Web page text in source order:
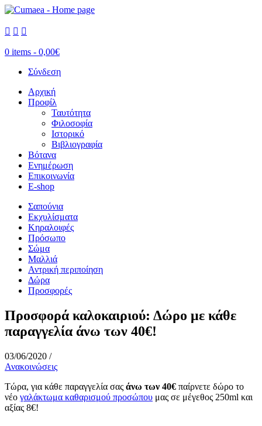
  
0 items - 0,00€
Σύνδεση
Αρχική
Προφίλ
Ταυτότητα
Φιλοσοφία
Ιστορικό
Βιβλιογραφία
Βότανα
Ενημέρωση
Επικοινωνία
E-shop
Σαπούνια
Εκχυλίσματα
Κηραλοιφές
Πρόσωπο
Σώμα
Μαλλιά
Αντρική περιποίηση
Δώρα
Προσφορές
Προσφορά καλοκαιριού: Δώρο με κάθε
παραγγελία άνω των 40€!
03/06/2020 /
Ανακοινώσεις
Τώρα, για κάθε παραγγελία σας άνω των 40€ παίρνετε δώρο το
νέο γαλάκτωμα καθαρισμού προσώπου μας σε μέγεθος 250ml και
αξίας 8€!